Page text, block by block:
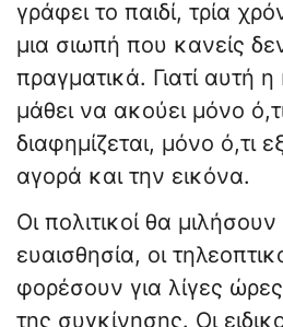
γράφει το παιδί, τρία
μια σιωπή που κανείς
πραγματικά. Γιατί αυτή η
μάθει να ακούει μόνο
διαφημίζεται, μόνο ό,τι
αγορά και την εικόνα.
Οι πολιτικοί θα μιλήσουν
ευαισθησία, οι
φορέσουν για λίγες
της συγκίνησης. Οι